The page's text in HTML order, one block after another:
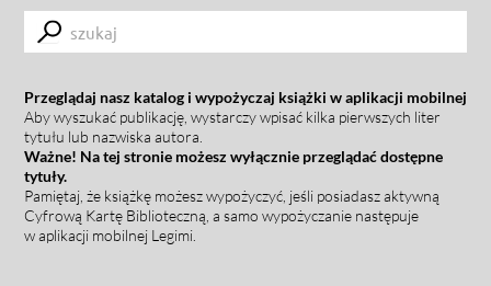
Submit
Przeglądaj nasz katalog i wypożyczaj książki w aplikacji mobilnej
Aby wyszukać publikację, wystarczy wpisać kilka pierwszych liter
tytułu lub nazwiska autora.
Ważne! Na tej stronie możesz wyłącznie przeglądać dostępne
tytuły.
Pamiętaj, że książkę możesz wypożyczyć, jeśli posiadasz aktywną
Cyfrową Kartę Biblioteczną, a samo wypożyczanie następuje
w aplikacji mobilnej Legimi.